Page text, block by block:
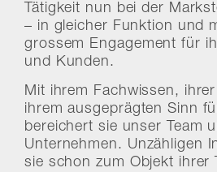
Tätigkeit nun bei der
– in gleicher Funktion und
grossem Engagement für
und Kunden.
Mit ihrem Fachwissen,
ihrem ausgeprägten Sinn
bereichert sie unser Team
Unternehmen. Unzähligen
sie schon zum Objekt ihrer